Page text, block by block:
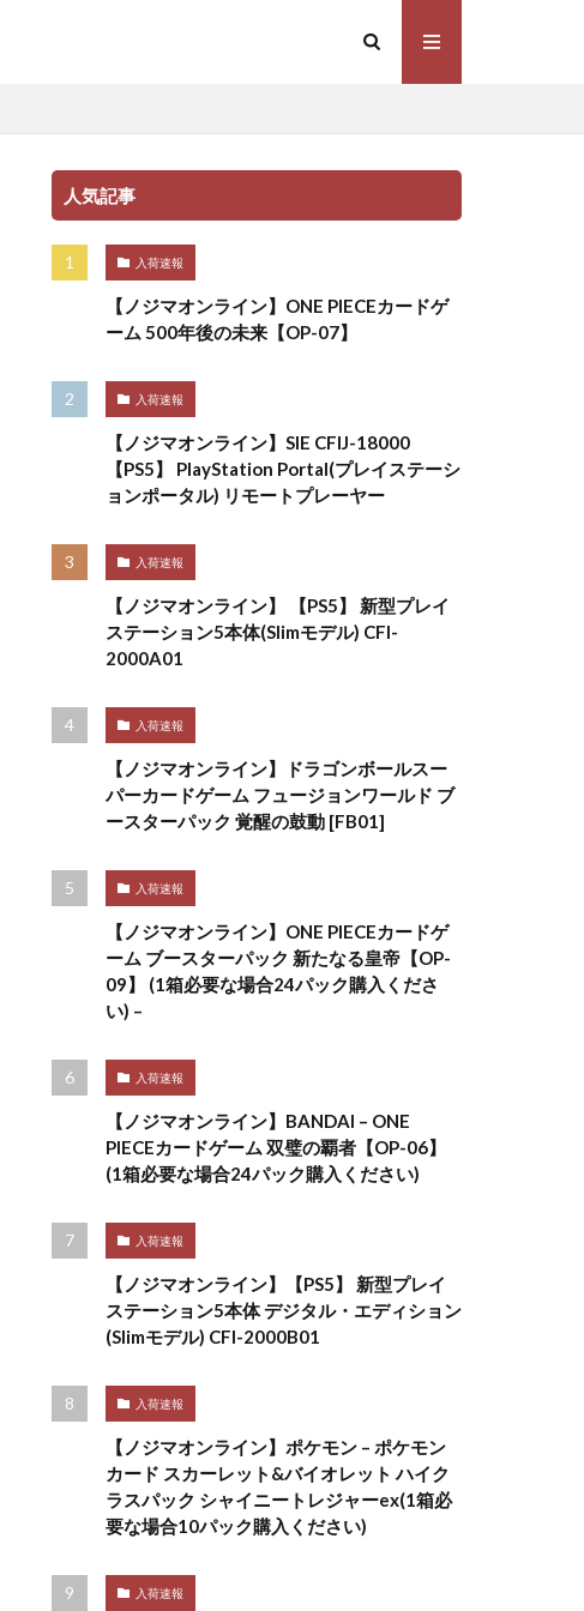
人気記事
入荷速報
【ノジマオンライン】ONE PIECEカードゲ
ーム 500年後の未来【OP-07】
入荷速報
【ノジマオンライン】SIE CFIJ-18000
【PS5】 PlayStation Portal(プレイステーシ
ョンポータル) リモートプレーヤー
入荷速報
【ノジマオンライン】 【PS5】 新型プレイ
ステーション5本体(Slimモデル) CFI-
2000A01
入荷速報
【ノジマオンライン】ドラゴンボールスー
パーカードゲーム フュージョンワールド ブ
ースターパック 覚醒の鼓動 [FB01]
入荷速報
【ノジマオンライン】ONE PIECEカードゲ
ーム ブースターパック 新たなる皇帝【OP-
09】 (1箱必要な場合24パック購入くださ
い) –
入荷速報
【ノジマオンライン】BANDAI – ONE
PIECEカードゲーム 双璧の覇者【OP-06】
(1箱必要な場合24パック購入ください)
入荷速報
【ノジマオンライン】【PS5】 新型プレイ
ステーション5本体 デジタル・エディション
(Slimモデル) CFI-2000B01
入荷速報
【ノジマオンライン】ポケモン – ポケモン
カード スカーレット&バイオレット ハイク
ラスパック シャイニートレジャーex(1箱必
要な場合10パック購入ください)
入荷速報